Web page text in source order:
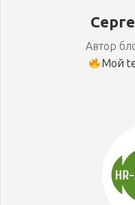
Автор
Мой